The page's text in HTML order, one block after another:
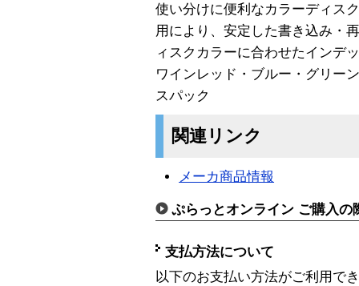
使い分けに便利なカラーディス
用により、安定した書き込み・
ィスクカラーに合わせたインデ
ワインレッド・ブルー・グリー
スパック
関連リンク
メーカ商品情報
ぷらっとオンライン ご購入の
支払方法について
以下のお支払い方法がご利用で